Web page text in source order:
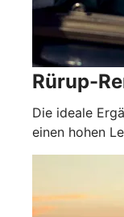
Rürup-
Die ideale
einen hohen